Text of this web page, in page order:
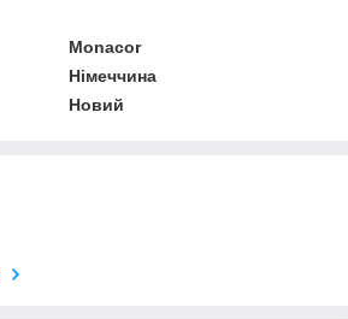
Monacor
Німеччина
Новий